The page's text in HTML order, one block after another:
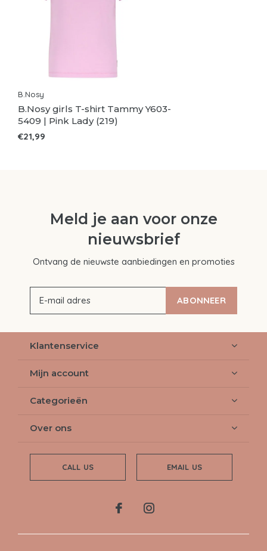
B.Nosy
B.Nosy girls T-shirt Tammy Y603-
5409 | Pink Lady (219)
€21,99
Meld je aan voor onze
nieuwsbrief
Ontvang de nieuwste aanbiedingen en promoties
ABONNEER
Klantenservice
Mijn account
Categorieën
Over ons
CALL US EMAIL US